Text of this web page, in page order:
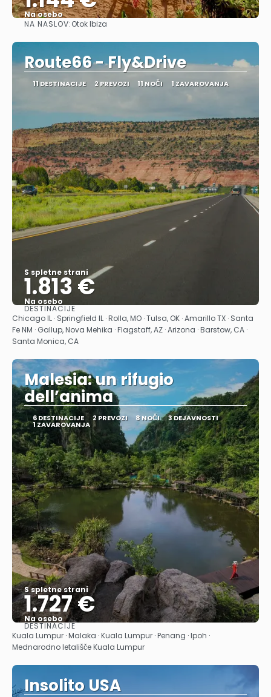
Na osebo
NA NASLOV:Otok Ibiza
Route66 - Fly&Drive
11 DESTINACIJE 2 PREVOZI 11 NOČI 1 ZAVAROVANJA
S spletne strani
1.813 €
Na osebo
Glej .
DESTINACIJE
Chicago IL · Springfield IL · Rolla, MO · Tulsa, OK · Amarillo TX · Santa
Fe NM · Gallup, Nova Mehika · Flagstaff, AZ · Arizona · Barstow, CA ·
Santa Monica, CA
Malesia: un rifugio
dell’anima
6 DESTINACIJE 2 PREVOZI 8 NOČI 3 DEJAVNOSTI
1 ZAVAROVANJA
S spletne strani
1.727 €
Na osebo
Glej .
DESTINACIJE
Kuala Lumpur · Malaka · Kuala Lumpur · Penang · Ipoh ·
Mednarodno letališče Kuala Lumpur
Insolito USA